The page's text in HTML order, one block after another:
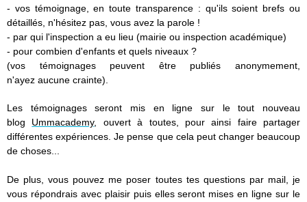
- vos témoignage, en toute transparence : qu'ils soient brefs ou
détaillés, n'hésitez pas, vous avez la parole !
- par qui l'inspection a eu lieu (mairie ou inspection académique)
- pour combien d'enfants et quels niveaux ?
(vos témoignages peuvent être publiés anonymement,
n'ayez aucune crainte).
Les témoignages seront mis en ligne sur le tout nouveau
blog Ummacademy, ouvert à toutes, pour ainsi faire partager
différentes expériences. Je pense que cela peut changer beaucoup
de choses...
De plus, vous pouvez me poser toutes tes questions par mail, je
vous répondrais avec plaisir puis elles seront mises en ligne sur le